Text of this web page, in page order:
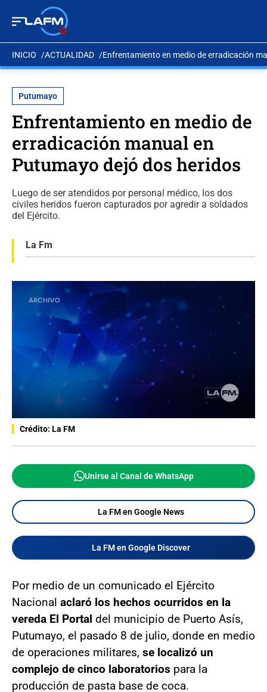
INICIO ACTUALIDAD Enfrentamiento en medio de erradicación
Putumayo
Enfrentamiento en medio de
erradicación manual en
Putumayo dejó dos heridos
Luego de ser atendidos por personal médico, los dos
civiles heridos fueron capturados por agredir a soldados
del Ejército.
La Fm
Crédito: La FM
Unirse al Canal de WhatsApp
La FM en Google News
La FM en Google Discover
Por medio de un comunicado el Ejército
Nacional aclaró los hechos ocurridos en la
vereda El Portal del municipio de Puerto Asís,
Putumayo, el pasado 8 de julio, donde en medio
de operaciones militares, se localizó un
complejo de cinco laboratorios para la
producción de pasta base de coca.